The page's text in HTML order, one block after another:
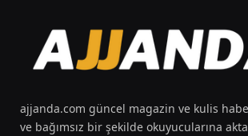
ajjanda.com güncel magazin ve kulis
ve bağımsız bir şekilde okuyucularına